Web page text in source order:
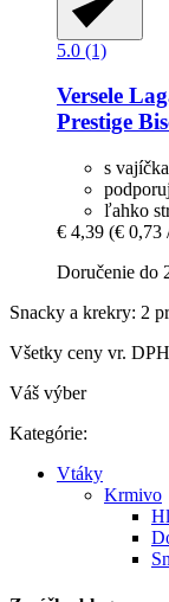
5.0 (1)
Versele
Prestige
s
ľahko
€ 4,39 (€ 0,73
Doručenie do
Snacky a krekry: 2
Všetky ceny vr. DPH
Váš výber
Kategórie:
Vtáky
Krmivo